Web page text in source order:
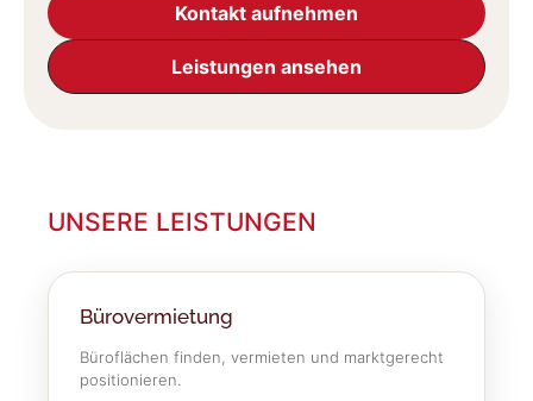
Kontakt aufnehmen
Leistungen ansehen
UNSERE LEISTUNGEN
Bürovermietung
Büroflächen finden, vermieten und marktgerecht
positionieren.